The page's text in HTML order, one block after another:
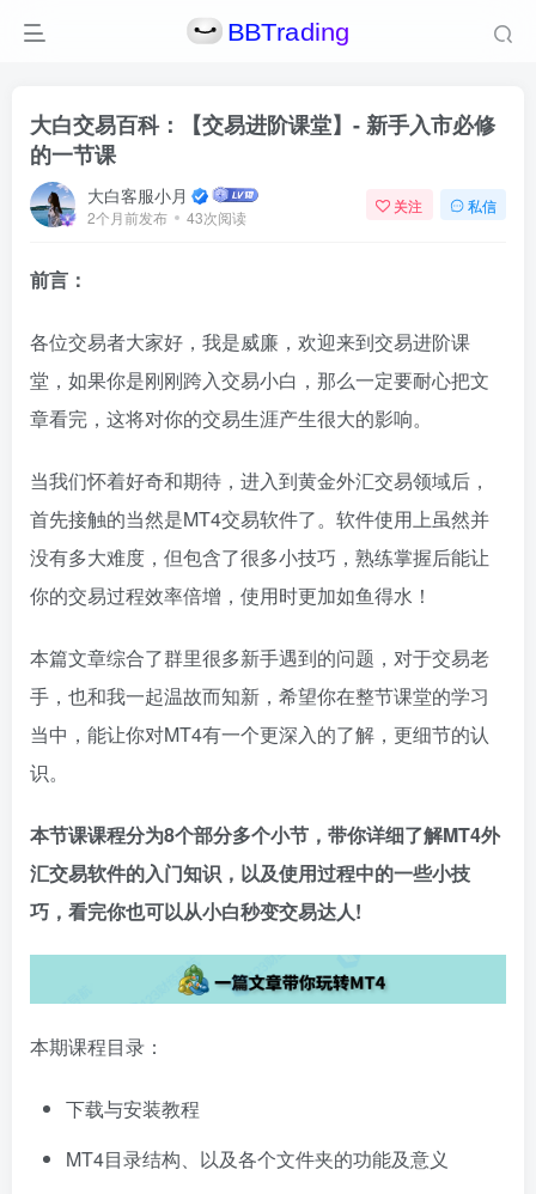
大白交易百科：【交易进阶课堂】- 新手入市必修
的一节课
大白客服小月
2个月前发布 43次阅读
关注 私信
前言：
各位交易者大家好，我是威廉，欢迎来到交易进阶课
堂，如果你是刚刚跨入交易小白，那么一定要耐心把文
章看完，这将对你的交易生涯产生很大的影响。
当我们怀着好奇和期待，进入到黄金外汇交易领域后，
首先接触的当然是MT4交易软件了。软件使用上虽然并
没有多大难度，但包含了很多小技巧，熟练掌握后能让
你的交易过程效率倍增，使用时更加如鱼得水！
本篇文章综合了群里很多新手遇到的问题，对于交易老
手，也和我一起温故而知新，希望你在整节课堂的学习
当中，能让你对MT4有一个更深入的了解，更细节的认
识。
本节课课程分为8个部分多个小节，带你详细了解MT4外
汇交易软件的入门知识，以及使用过程中的一些小技
巧，看完你也可以从小白秒变交易达人!
本期课程目录：
下载与安装教程
MT4目录结构、以及各个文件夹的功能及意义